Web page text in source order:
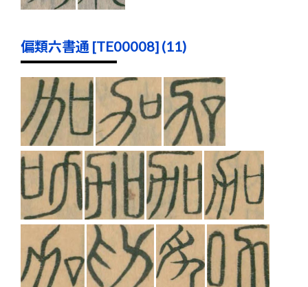
偏類六書通 [TE00008] (11)